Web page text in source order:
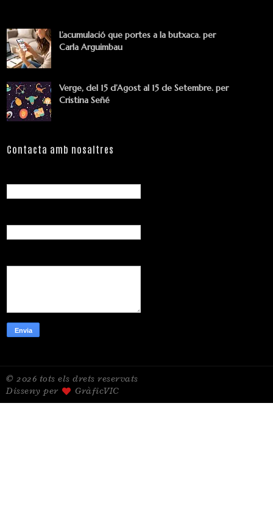
L’acumulació que portes a la butxaca. per
Carla Arguimbau
Verge, del 15 d’Agost al 15 de Setembre. per
Cristina Señé
Contacta amb nosaltres
© 2026 tots els drets reservats
Disseny per
GràficVIC